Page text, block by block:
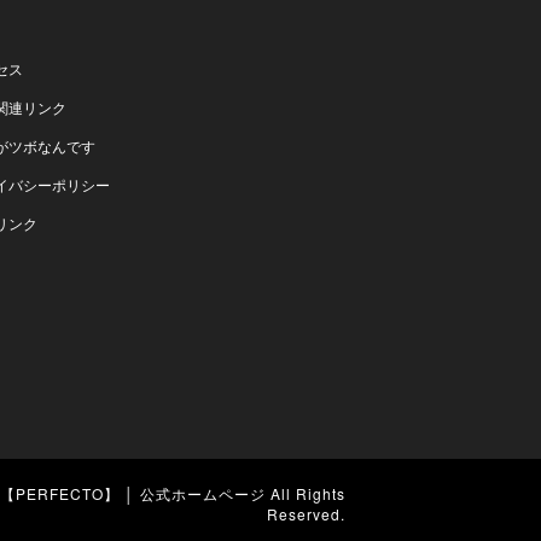
ス
連リンク
ツボなんです
バシーポリシー
ンク
PERFECTO】 │ 公式ホームページ All Rights
Reserved.